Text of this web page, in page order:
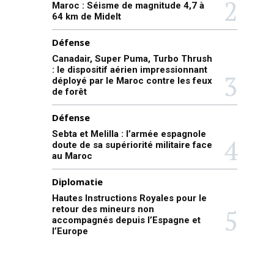
Maroc : Séisme de magnitude 4,7 à
64 km de Midelt
Défense
Canadair, Super Puma, Turbo Thrush
: le dispositif aérien impressionnant
déployé par le Maroc contre les feux
de forêt
Défense
Sebta et Melilla : l’armée espagnole
doute de sa supériorité militaire face
au Maroc
Diplomatie
Hautes Instructions Royales pour le
retour des mineurs non
accompagnés depuis l’Espagne et
l’Europe